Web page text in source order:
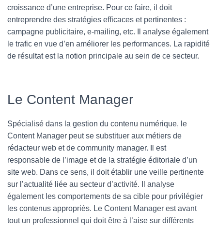
croissance d’une entreprise. Pour ce faire, il doit
entreprendre des stratégies efficaces et pertinentes :
campagne publicitaire, e-mailing, etc. Il analyse également
le trafic en vue d’en améliorer les performances. La rapidité
de résultat est la notion principale au sein de ce secteur.
Le Content Manager
Spécialisé dans la gestion du contenu numérique, le
Content Manager peut se substituer aux métiers de
rédacteur web et de community manager. Il est
responsable de l’image et de la stratégie éditoriale d’un
site web. Dans ce sens, il doit établir une veille pertinente
sur l’actualité liée au secteur d’activité. Il analyse
également les comportements de sa cible pour privilégier
les contenus appropriés. Le Content Manager est avant
tout un professionnel qui doit être à l’aise sur différents